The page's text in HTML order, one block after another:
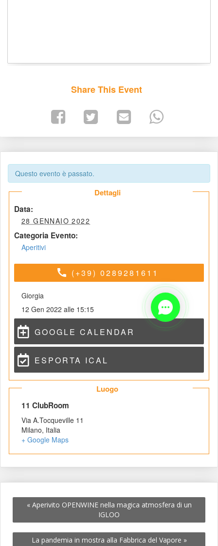
Share This Event
Questo evento è passato.
Dettagli
Data:
28 GENNAIO 2022
Categoria Evento:
Aperitivi
call (+39) 0289281611
Giorgia
12 Gen 2022 alle 15:15
GOOGLE CALENDAR
ESPORTA ICAL
Luogo
11 ClubRoom
Via A.Tocqueville 11
Milano, Italia
+ Google Map
« Aperivito OPENWINE nella magica atmosfera di un
IGLOO
La pandemia in mostra alla Fabbrica del Vapore »